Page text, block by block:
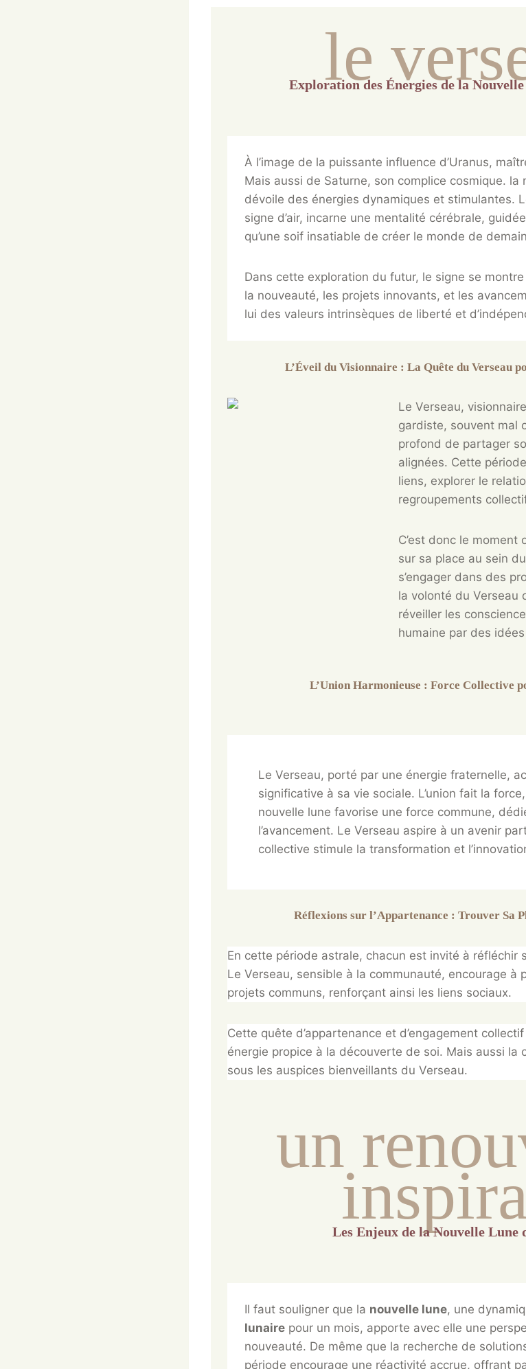
le
Exploration des Énergies de la
À l’image de la puissante influence d’Uranus,
Mais aussi de Saturne, son complice cosmique.
dévoile des énergies dynamiques et stimulantes.
signe d’air, incarne une mentalité cérébrale,
qu’une soif insatiable de créer le monde de
Dans cette exploration du futur, le signe se
la nouveauté, les projets innovants, et les
lui des valeurs intrinsèques de liberté et
L’Éveil du Visionnaire : La Quête du Verseau
Le Verseau,
gardiste, souvent mal
profond de partager
alignées. Cette
liens, explorer le
regroupements
C’est donc le
sur sa place au sein
s’engager dans des
la volonté du Verseau
réveiller les
humaine par des
L’Union Harmonieuse : Force Collective
Le Verseau, porté par une énergie fraternelle,
significative à sa vie sociale. L’union fait la
nouvelle lune favorise une force commune,
l’avancement. Le Verseau aspire à un avenir
collective stimule la transformation et
Réflexions sur l’Appartenance : Trouver Sa
En cette période astrale, chacun est invité à réfléchir
Le Verseau, sensible à la communauté, encourage à
projets communs, renforçant ainsi les liens sociaux.
Cette quête d’appartenance et d’engagement
énergie propice à la découverte de soi. Mais aussi la
sous les auspices bienveillants du Verseau.
un
Les Enjeux de la Nouvelle Lune
Il faut souligner que la nouvelle lune, une
lunaire pour un mois, apporte avec elle une
nouveauté. De même que la recherche de
période encourage une réactivité accrue, offrant